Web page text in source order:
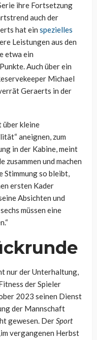
ihre Fortsetzung
auch der
hat ein spezielles
Leistungen aus den
etwa ein
Auch über ein
Michael
Geraerts in der
über kleine
aneignen, zum
in der Kabine, meint
zusammen und machen
Stimmung so bleibt,
ersten Kader
Absichten und
müssen eine
nur der Unterhaltung,
der Spieler
2023 seinen Dienst
der Mannschaft
gewesen. DerSport
vergangenen Herbst